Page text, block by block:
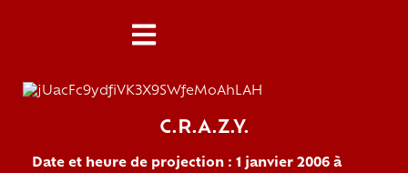
C.R.A.Z.Y.
Date et heure de projection : 1 janvier 2006 à